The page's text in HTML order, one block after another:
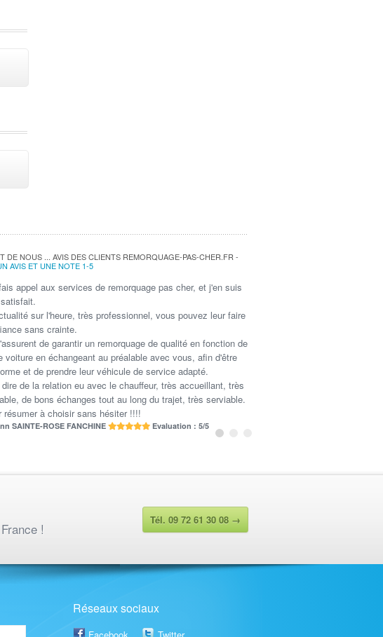
DE NOUS ... AVIS DES CLIENTS REMORQUAGE-PAS-CHER.FR -
AVIS ET UNE NOTE 1-5
appel aux services de remorquage pas cher, et j'en suis
sur l'heure, très professionnel, vous pouvez leur faire
sans crainte.
de garantir un remorquage de qualité en fonction de
voiture en échangeant au préalable avec vous, afin d'être
et de prendre leur véhicule de service adapté.
de la relation eu avec le chauffeur, très accueillant, très
de bons échanges tout au long du trajet, très serviable.
résumer à choisir sans hésiter !!!!
SAINTE-ROSE FANCHINE Evaluation : 5/5
de votre intervention. Vous avez été rapidement efficace ...
!!!! Au top
Evaluation : 5/5
!
Tél. 09 72 61 30 08 →
Réseaux sociaux